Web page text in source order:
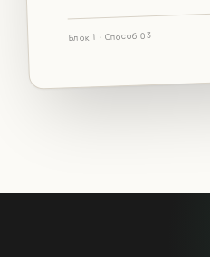
Блок 1 · Способ 03